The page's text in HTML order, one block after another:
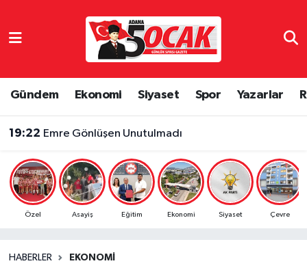
Gündem Ekonomi Siyaset Spor Yazarlar
19:22 Emre Gönlüşen Unutulmadı
Özel Asayiş Eğitim Ekonomi Siyaset Çevre
HABERLER EKONOMI
Dünya
Eğitim
Gündem
Adana Nöbetçi Eczaneler
Adana Trafik Yoğunluk Haritası
Süper Lig Puan Durumu ve Fikstür
Son Dakika Haberleri